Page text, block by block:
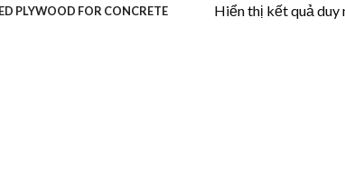
PLYWOOD FOR CONCRETE
Hiển thị kết quả duy